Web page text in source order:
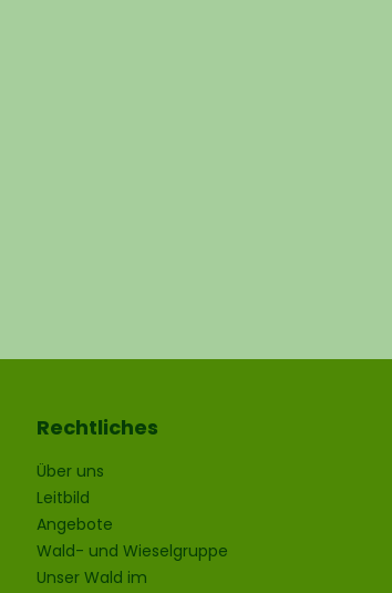
Rechtliches
Über uns
Leitbild
Angebote
Wald- und Wieselgruppe
Unser Wald im